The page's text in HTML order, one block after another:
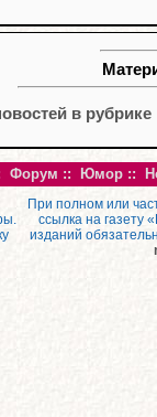
в
Форум :: Юмор ::
При полном или
ссылка на газету
изданий